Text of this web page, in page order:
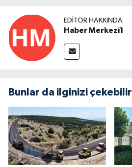
EDITÖR HAKKINDA
Haber Merkezi1
Bunlar da ilginizi çekebilir